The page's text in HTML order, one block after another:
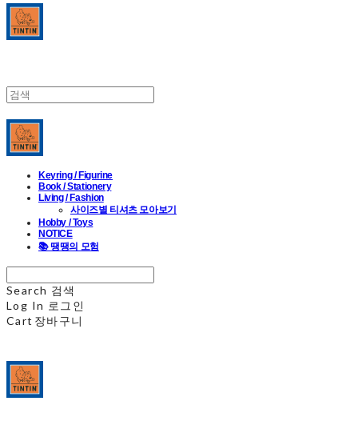
Keyring / Figurine
Book / Stationery
Living / Fashion
사이즈별 티셔츠 모아보기
Hobby / Toys
NOTICE
📚 땡땡의 모험
Search 검색
Log In 로그인
Cart 장바구니